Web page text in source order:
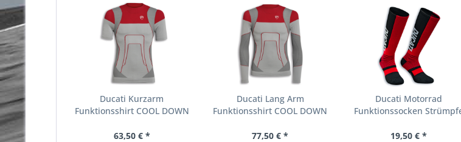
Ducati Kurzarm
Funktionsshirt COOL DOWN
63,50 € *
Ducati Lang Arm
Funktionsshirt COOL DOWN
77,50 € *
Ducati Motorrad
Funktionssocken
19,50 € *